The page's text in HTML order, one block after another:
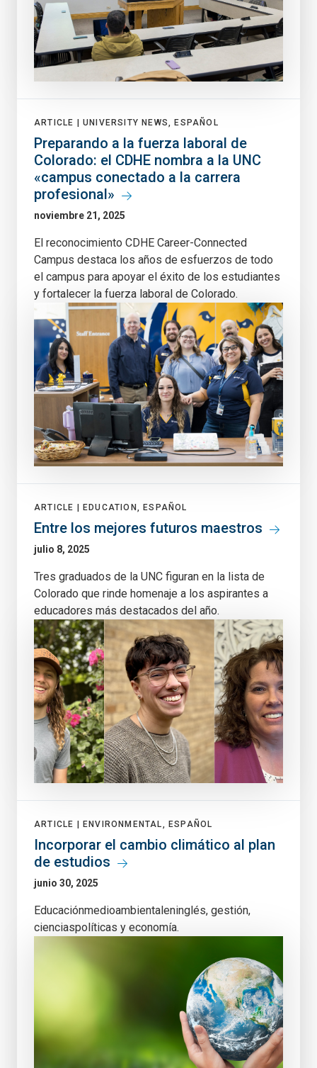
ARTICLE | UNIVERSITY NEWS, ESPAÑOL
Preparando a la fuerza laboral de
Colorado: el CDHE nombra a la UNC
«campus conectado a la carrera
profesional»
noviembre 21, 2025
El reconocimiento CDHE Career-Connected
Campus destaca los años de esfuerzos de todo
el campus para apoyar el éxito de los estudiantes
y fortalecer la fuerza laboral de Colorado.
ARTICLE | EDUCATION, ESPAÑOL
Entre los mejores futuros maestros
julio 8, 2025
Tres graduados de la UNC figuran en la lista de
Colorado que rinde homenaje a los aspirantes a
educadores más destacados del año.
ARTICLE | ENVIRONMENTAL, ESPAÑOL
Incorporar el cambio climático al plan
de estudios
junio 30, 2025
Educaciónmedioambientaleninglés, gestión,
cienciaspolíticas y economía.